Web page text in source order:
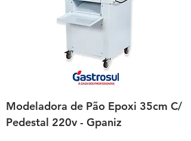
Modeladora de Pão Epoxi 35cm C/
Pedestal 220v - Gpaniz